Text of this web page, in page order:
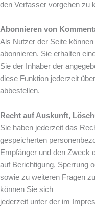
den Verfasser vorgehen zu
Abonnieren von
Als Nutzer der Seite
abonnieren. Sie erhalten
Sie der Inhaber der
diese Funktion jederzeit
abbestellen.
Recht auf Auskunft,
Sie haben jederzeit das
gespeicherten
Empfänger und den Zweck
auf Berichtigung, Sperrung
sowie zu weiteren Fragen
können Sie sich
jederzeit unter der im